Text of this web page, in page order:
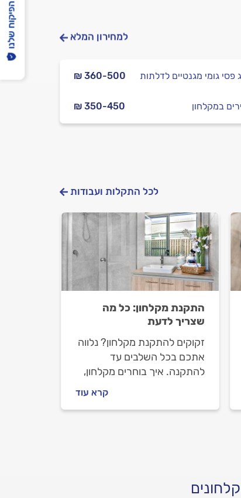
למחירון המלא
₪ 360-500
פסי גומי מגנטיים לדלתות
₪ 350-450
במקלחון
לכל התקלות ועבודות
התקנת מקלחון: כל מה
שצריך לדעת
זקוקים להתקנת מקלחון? נלווה
אתכם בכל השלבים עד
להתקנה. איך בוחרים מקלחון,
המקלחונים לפני העבודה וכמה
עולה התקנת מקלחון? כל
קרא עוד
הפיקוח שלנו